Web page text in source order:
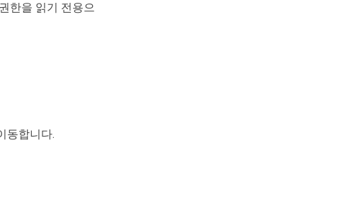
한을 읽기 전용으
동합니다.